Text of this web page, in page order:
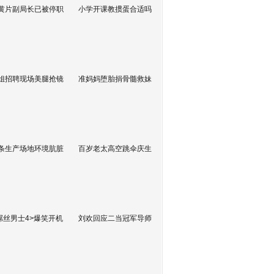
片副局长已被停职 小学开课教掼蛋合适吗
招聘现场美腿抢镜 准妈妈堕胎捐骨髓救妹
生产场地环境肮脏 百岁老太高空跳伞庆生
丝男士4>爆笑开机 刘欢回应二当冠军导师